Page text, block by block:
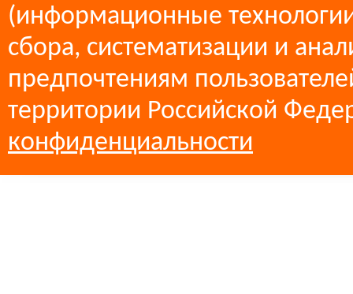
(информационные
сбора, систематизации и
предпочтениям
территории Российской
конфиденциальности